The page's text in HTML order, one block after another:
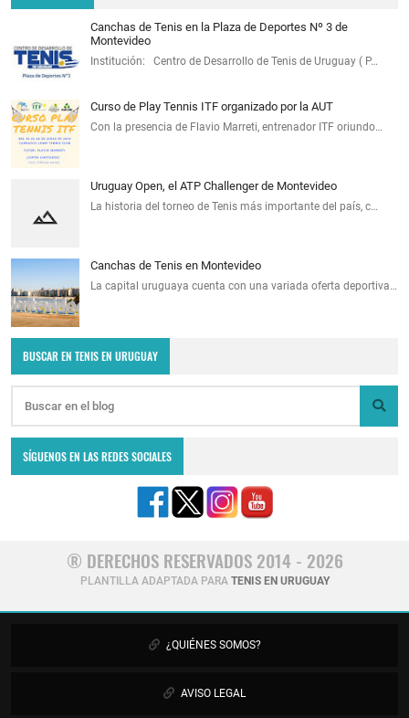
Canchas de Tenis en la Plaza de Deportes Nº 3 de
Montevideo
Institución: Centro de Desarrollo de Tenis de Uruguay ( P…
Curso de Play Tennis ITF organizado por la AUT
Con la presencia de Flavio Marreti, entrenador ITF oriundo…
Uruguay Open, el ATP Challenger de Montevideo
La historia del torneo de Tenis más importante del país, c…
Canchas de Tenis en Montevideo
La capital uruguaya cuenta con una variada oferta deportiva…
BUSCAR EN TENIS EN URUGUAY
SÍGUENOS EN LAS REDES SOCIALES
® DERECHOS RESERVADOS 2014 - 2026
PLANTILLA ADAPTADA PARA TENIS EN URUGUAY
¿QUIÉNES SOMOS?
AVISO LEGAL